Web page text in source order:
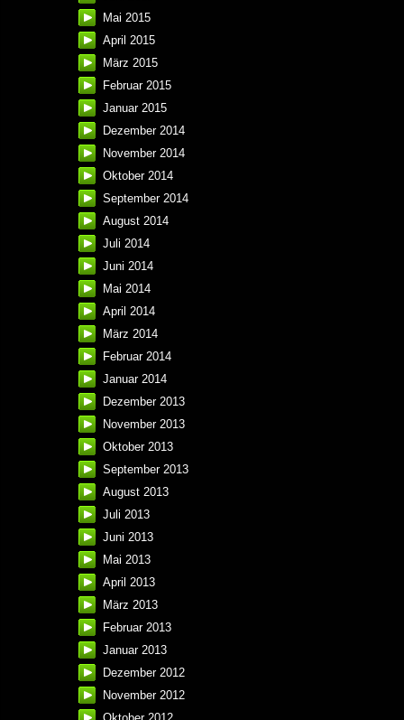
Mai 2015
April 2015
März 2015
Februar 2015
Januar 2015
Dezember 2014
November 2014
Oktober 2014
September 2014
August 2014
Juli 2014
Juni 2014
Mai 2014
April 2014
März 2014
Februar 2014
Januar 2014
Dezember 2013
November 2013
Oktober 2013
September 2013
August 2013
Juli 2013
Juni 2013
Mai 2013
April 2013
März 2013
Februar 2013
Januar 2013
Dezember 2012
November 2012